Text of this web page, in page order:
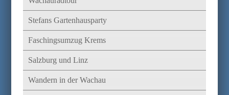
Stefans Gartenhausparty
Faschingsumzug Krems
Salzburg und Linz
Wandern in der Wachau